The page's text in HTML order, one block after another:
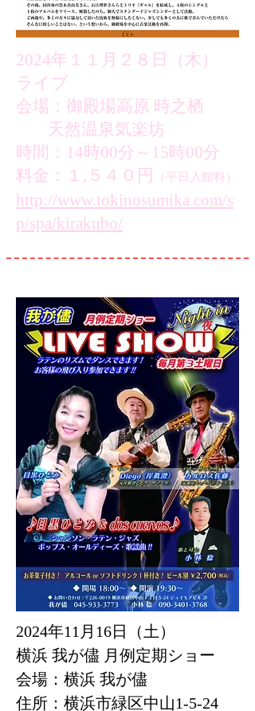
2024年１１月２８日（木）
ライブ
会場：御殿場高原 時之栖
天然温泉気楽坊
時間：14時00分～15時00分
料金：１,５４０円
（平日入館料）
http://www.tokinosumika.com/s
p/spa/kirakubo/
2024年11月16日（土）
横浜 我が儘 月例定期ショー
会場：横浜 我が儘
住所：横浜市緑区中山1-5-24